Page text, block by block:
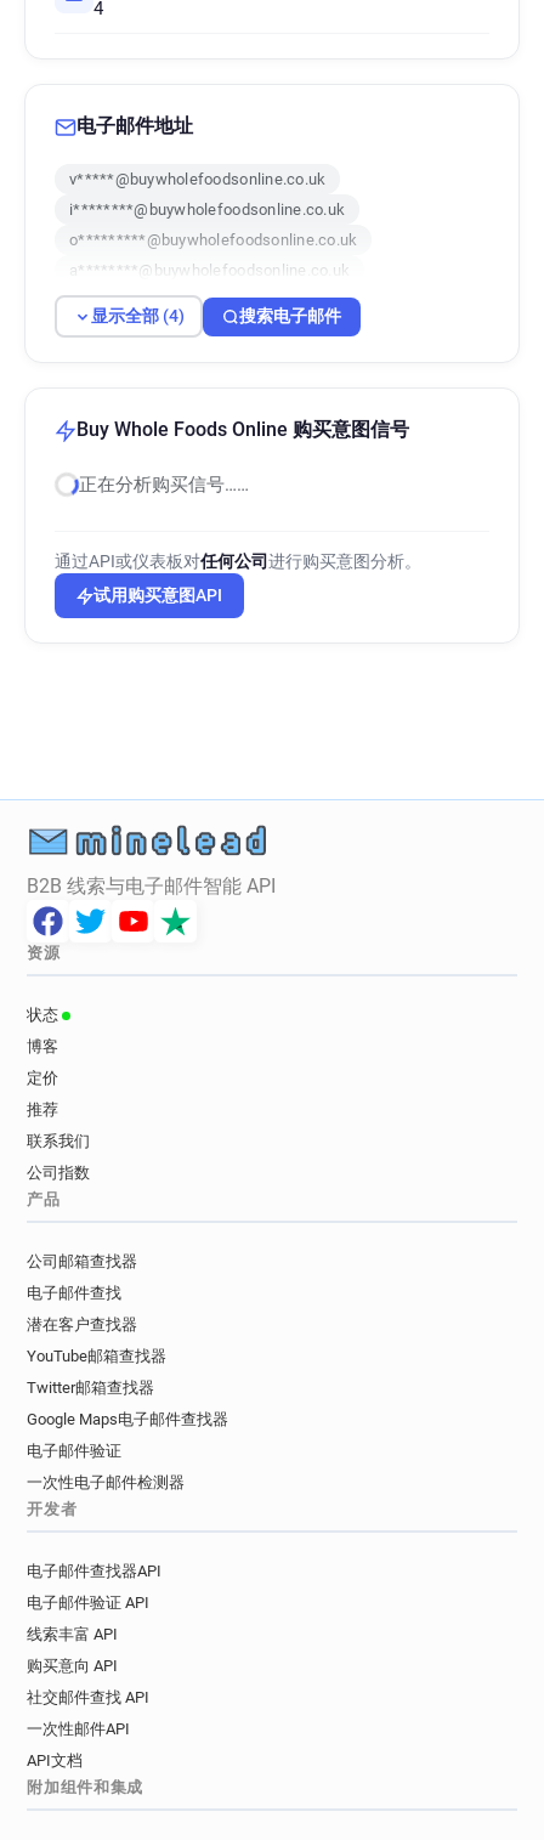
4
电子邮件地址
v*****@buywholefoodsonline.co.uk
i********@buywholefoodsonline.co.uk
o*********@buywholefoodsonline.co.uk
a********@buywholefoodsonline.co.uk
显示全部 (4) 搜索电子邮件
Buy Whole Foods Online 购买意图信号
正在分析购买信号……
通过API或仪表板对任何公司进行购买意图分析。
试用购买意图API
B2B 线索与电子邮件智能 API
资源
状态
博客
定价
推荐
联系我们
公司指数
产品
公司邮箱查找器
电子邮件查找
潜在客户查找器
YouTube邮箱查找器
Twitter邮箱查找器
Google Maps电子邮件查找器
电子邮件验证
一次性电子邮件检测器
开发者
电子邮件查找器API
电子邮件验证 API
线索丰富 API
购买意向 API
社交邮件查找 API
一次性邮件API
API文档
附加组件和集成